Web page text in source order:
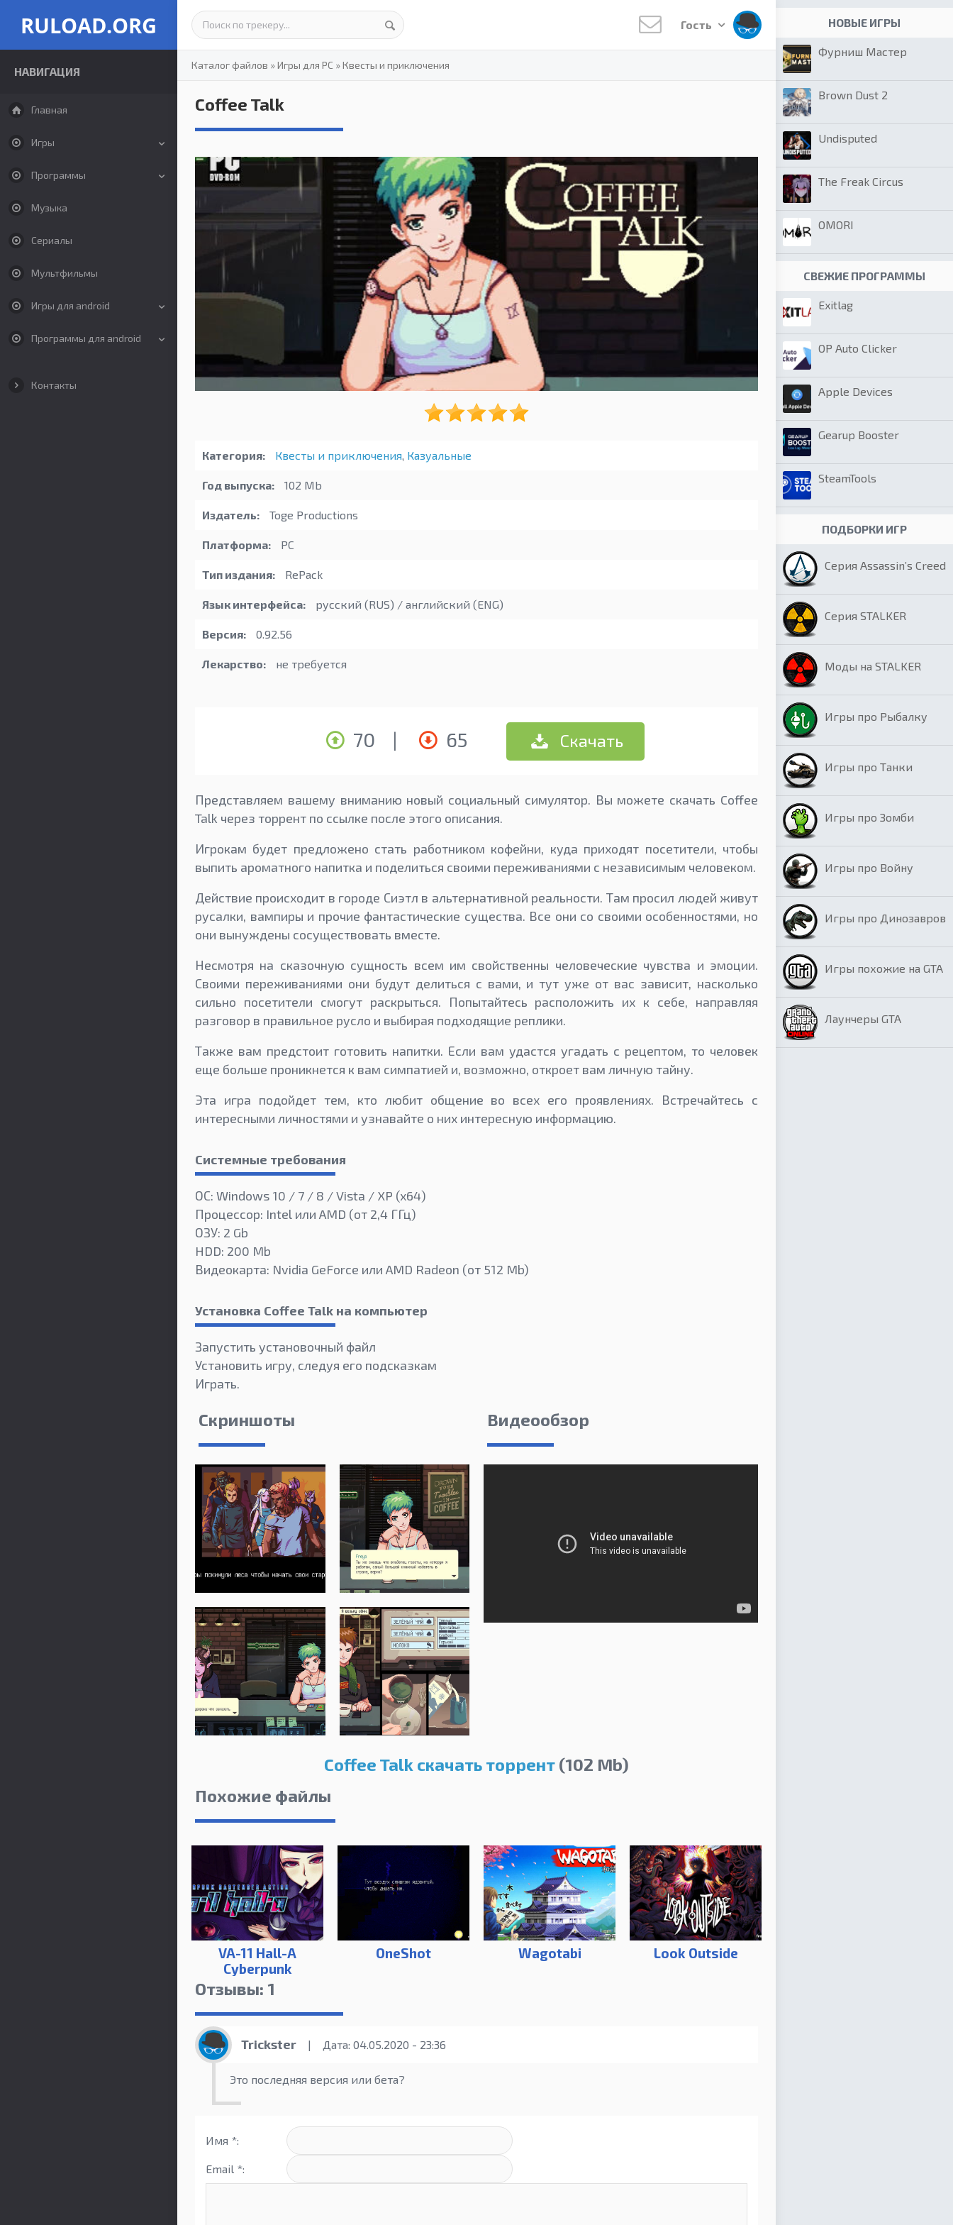
RULOAD.ORG
НАВИГАЦИЯ
Главная
Игры
Программы
Музыка
Сериалы
Мультфильмы
Игры для android
Программы для android
Контакты
Гость
Каталог файлов »Игры для PC »Квесты и приключения
Coffee Talk
Категория: Квесты и приключения, Казуальные
Год выпуска: 102 Mb
Издатель: Toge Productions
Платформа: PC
Тип издания: RePack
Язык интерфейса: русский (RUS) / английский (ENG)
Версия: 0.92.56
Лекарство: не требуется
70 | 65 Скачать
Представляем вашему вниманию новый социальный симулятор. Вы можете скачать Coffee
Talk через торрент по ссылке после этого описания.
Игрокам будет предложено стать работником кофейни, куда приходят посетители, чтобы
выпить ароматного напитка и поделиться своими переживаниями с независимым человеком.
Действие происходит в городе Сиэтл в альтернативной реальности. Там просил людей живут
русалки, вампиры и прочие фантастические существа. Все они со своими особенностями, но
они вынуждены сосуществовать вместе.
Несмотря на сказочную сущность всем им свойственны человеческие чувства и эмоции.
Своими переживаниями они будут делиться с вами, и тут уже от вас зависит, насколько
сильно посетители смогут раскрыться. Попытайтесь расположить их к себе, направляя
разговор в правильное русло и выбирая подходящие реплики.
Также вам предстоит готовить напитки. Если вам удастся угадать с рецептом, то человек
еще больше проникнется к вам симпатией и, возможно, откроет вам личную тайну.
Эта игра подойдет тем, кто любит общение во всех его проявлениях. Встречайтесь с
интересными личностями и узнавайте о них интересную информацию.
Системные требования
ОС: Windows 10 / 7 / 8 / Vista / XP (x64)
Процессор: Intel или AMD (от 2,4 ГГц)
ОЗУ: 2 Gb
HDD: 200 Mb
Видеокарта: Nvidia GeForce или AMD Radeon (от 512 Mb)
Установка Coffee Talk на компьютер
Запустить установочный файл
Установить игру, следуя его подсказкам
Играть.
Скриншоты Видеообзор
Coffee Talk скачать торрент (102 Mb)
Похожие файлы
VA-11 Hall-A
Cyberpunk
Bartender Action
OneShot Wagotabi Look Outside
Отзывы: 1
Trickster | Дата: 04.05.2020 - 23:36
Это последняя версия или бета?
Имя *:
Email *:
НОВЫЕ ИГРЫ
Фурниш Мастер
Brown Dust 2
Undisputed
The Freak Circus
OMORI
СВЕЖИЕ ПРОГРАММЫ
Exitlag
OP Auto Clicker
Apple Devices
Gearup Booster
SteamTools
ПОДБОРКИ ИГР
Серия Assassin’s Creed
Серия STALKER
Моды на STALKER
Игры про Рыбалку
Игры про Танки
Игры про Зомби
Игры про Войну
Игры про Динозавров
Игры похожие на GTA
Лаунчеры GTA